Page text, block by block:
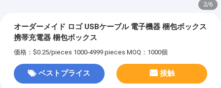
3/6
オーダーメイド ロゴ USBケーブル 電子機器 梱包ボックス
携帯充電器 梱包ボックス
価格：$0.25/pieces 1000-4999 pieces MOQ：1000個
ベストプライス 接触